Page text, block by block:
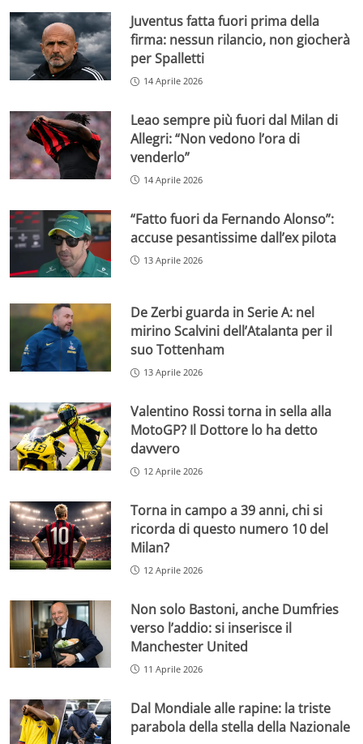
Juventus fatta fuori prima della
firma: nessun rilancio, non giocherà
per Spalletti
14 Aprile 2026
Leao sempre più fuori dal Milan di
Allegri: “Non vedono l’ora di
venderlo”
14 Aprile 2026
“Fatto fuori da Fernando Alonso”:
accuse pesantissime dall’ex pilota
13 Aprile 2026
De Zerbi guarda in Serie A: nel
mirino Scalvini dell’Atalanta per il
suo Tottenham
13 Aprile 2026
Valentino Rossi torna in sella alla
MotoGP? Il Dottore lo ha detto
davvero
12 Aprile 2026
Torna in campo a 39 anni, chi si
ricorda di questo numero 10 del
Milan?
12 Aprile 2026
Non solo Bastoni, anche Dumfries
verso l’addio: si inserisce il
Manchester United
11 Aprile 2026
Dal Mondiale alle rapine: la triste
parabola della stella della Nazionale